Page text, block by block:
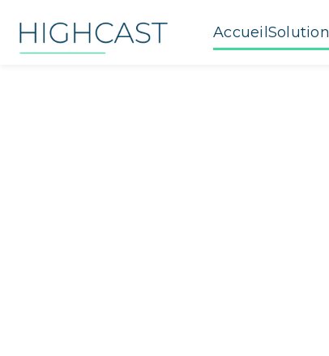
AccueilSolution